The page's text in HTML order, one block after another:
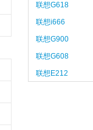
联想G618
联想i666
联想G900
联想G608
联想E212